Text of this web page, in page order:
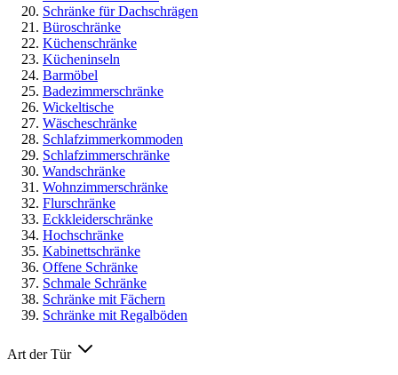
Schränke für Dachschrägen
Büroschränke
Küchenschränke
Kücheninseln
Barmöbel
Badezimmerschränke
Wickeltische
Wäscheschränke
Schlafzimmerkommoden
Schlafzimmerschränke
Wandschränke
Wohnzimmerschränke
Flurschränke
Eckkleiderschränke
Hochschränke
Kabinettschränke
Offene Schränke
Schmale Schränke
Schränke mit Fächern
Schränke mit Regalböden
Art der Tür